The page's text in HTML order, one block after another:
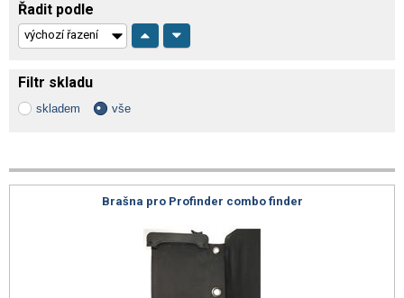
Řadit podle
Filtr skladu
skladem vše
Brašna pro Profinder combo finder